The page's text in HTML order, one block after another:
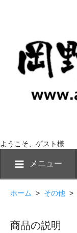
ようこそ、ゲスト様
メニュー
ホーム > その他 >
商品の説明